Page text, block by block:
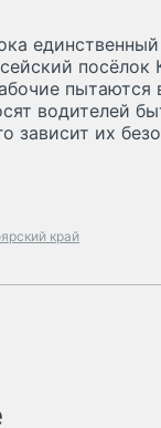
посёлок
водителей
зависит их
край